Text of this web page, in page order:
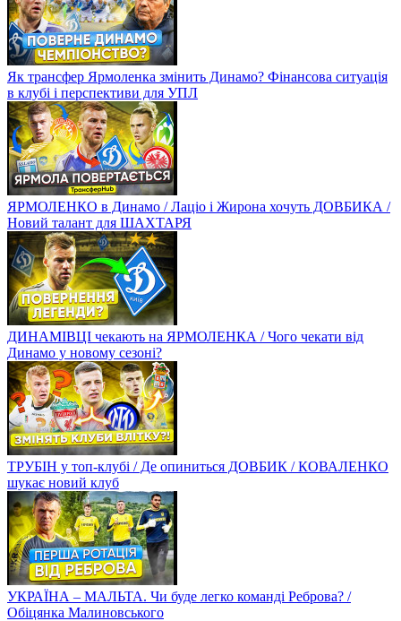
Як трансфер Ярмоленка змінить Динамо? Фінансова ситуація
в клубі і перспективи для УПЛ
ЯРМОЛЕНКО в Динамо / Лаціо і Жирона хочуть ДОВБИКА /
Новий талант для ШАХТАРЯ
ДИНАМІВЦІ чекають на ЯРМОЛЕНКА / Чого чекати від
Динамо у новому сезоні?
ТРУБІН у топ-клубі / Де опиниться ДОВБИК / КОВАЛЕНКО
шукає новий клуб
УКРАЇНА – МАЛЬТА. Чи буде легко команді Реброва? /
Обіцянка Малиновського